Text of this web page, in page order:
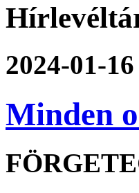
2024-01-
Minden